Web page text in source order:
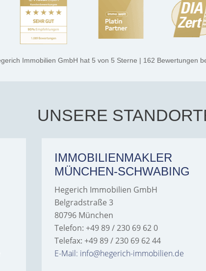
Immobilien GmbH hat 5 von 5 Sterne | 162 Bewertungen
UNSERE
IMMOBILIENMAKLER
MÜNCHEN-SCHWABING
Hegerich Immobilien GmbH
Belgradstraße 3
80796 München
Telefon: +49 89 / 230 69 62 0
Telefax: +49 89 / 230 69 62 44
E-Mail: info@hegerich-immobilien.de